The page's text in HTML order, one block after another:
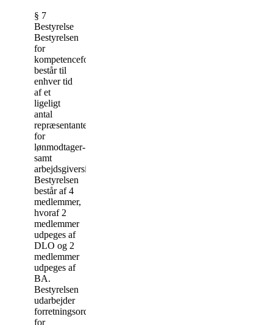
§ 7
Bestyrelse
Bestyrelsen
for
kompetencefonden
består til
enhver tid
af et
ligeligt
antal
repræsentanter
for
lønmodtager-
samt
arbejdsgiversiden.
Bestyrelsen
består af 4
medlemmer,
hvoraf 2
medlemmer
udpeges af
DLO og 2
medlemmer
udpeges af
BA.
Bestyrelsen
udarbejder
forretningsorden
for